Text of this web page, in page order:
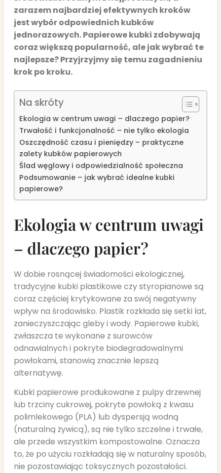
zarazem najbardziej efektywnych kroków
jest wybór odpowiednich kubków
jednorazowych. Papierowe kubki zdobywają
coraz większą popularność, ale jak wybrać te
najlepsze? Przyjrzyjmy się temu zagadnieniu
krok po kroku.
Na skróty
Ekologia w centrum uwagi – dlaczego papier?
Trwałość i funkcjonalność – nie tylko ekologia
Oszczędność czasu i pieniędzy – praktyczne
zalety kubków papierowych
Ślad węglowy i odpowiedzialność społeczna
Podsumowanie – jak wybrać idealne kubki
papierowe?
Ekologia w centrum uwagi
– dlaczego papier?
W dobie rosnącej świadomości ekologicznej,
tradycyjne kubki plastikowe czy styropianowe są
coraz częściej krytykowane za swój negatywny
wpływ na środowisko. Plastik rozkłada się setki lat,
zanieczyszczając gleby i wody. Papierowe kubki,
zwłaszcza te wykonane z surowców
odnawialnych i pokryte biodegradowalnymi
powłokami, stanowią znacznie lepszą
alternatywę.
Kubki papierowe produkowane z pulpy drzewnej
lub trzciny cukrowej, pokryte powłoką z kwasu
polimlekowego (PLA) lub dyspersją wodną
(naturalną żywicą), są nie tylko szczelne i trwałe,
ale przede wszystkim kompostowalne. Oznacza
to, że po użyciu rozkładają się w naturalny sposób,
nie pozostawiając toksycznych pozostałości.